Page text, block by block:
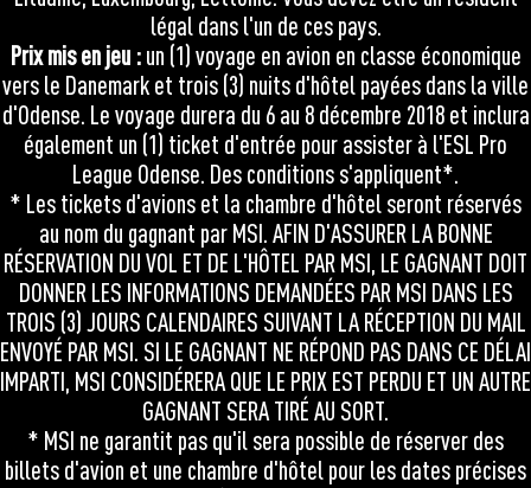
légal dans l'un de ces pays.
Prix mis en jeu :un (1) voyage en avion en classe économique
vers le Danemark et trois (3) nuits d'hôtel payées dans la ville
d'Odense. Le voyage durera du 6 au 8 décembre 2018 et inclura
également un (1) ticket d'entrée pour assister à l'ESL Pro
League Odense. Des conditions s'appliquent*.
* Les tickets d'avions et la chambre d'hôtel seront réservés
au nom du gagnant par MSI. AFIN D'ASSURER LA BONNE
RÉSERVATION DU VOL ET DE L'HÔTEL PAR MSI, LE GAGNANT DOIT
DONNER LES INFORMATIONS DEMANDÉES PAR MSI DANS LES
TROIS (3) JOURS CALENDAIRES SUIVANT LA RÉCEPTION DU MAIL
ENVOYÉ PAR MSI. SI LE GAGNANT NE RÉPOND PAS DANS CE DÉLAI
IMPARTI, MSI CONSIDÉRERA QUE LE PRIX EST PERDU ET UN AUTRE
GAGNANT SERA TIRÉ AU SORT.
* MSI ne garantit pas qu'il sera possible de réserver des
billets d'avion et une chambre d'hôtel pour les dates précises